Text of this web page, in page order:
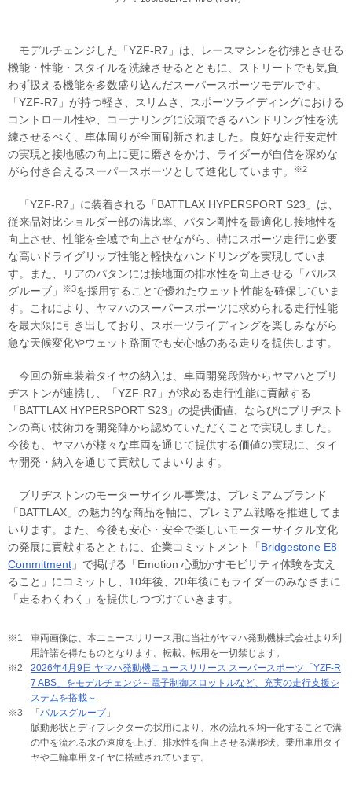
モデルチェンジした「YZF-R7」は、レースマシンを彷彿とさせる
機能・性能・スタイルを洗練させるとともに、ストリートでも気負
わず扱える機能を多数盛り込んだスーパースポーツモデルです。
「YZF-R7」が持つ軽さ、スリムさ、スポーツライディングにおける
コントロール性や、コーナリングに没頭できるハンドリング性を洗
練させるべく、車体周りが全面刷新されました。良好な走行安定性
の実現と接地感の向上に更に磨きをかけ、ライダーが自信を深めな
がら付き合えるスーパースポーツとして進化しています。
※2
「YZF-R7」に装着される「BATTLAX HYPERSPORT S23」は、
従来品対比ショルダー部の溝比率、パタン剛性を最適化し接地性を
向上させ、性能を全域で向上させながら、特にスポーツ走行に必要
な高いドライグリップ性能と軽快なハンドリングを実現していま
す。また、リアのパタンには接地面の排水性を向上させる「パルス
グルーブ」
※3を採用することで優れたウェット性能を確保していま
す。これにより、ヤマハのスーパースポーツに求められる走行性能
を最大限に引き出しており、スポーツライディングを楽しみながら
急な天候変化やウェット路面でも安心感のある走りを提供します。
今回の新車装着タイヤの納入は、車両開発段階からヤマハとブリ
ヂストンが連携し、「YZF-R7」が求める走行性能に貢献する
「BATTLAX HYPERSPORT S23」の提供価値、ならびにブリヂスト
ンの高い技術力を開発陣から認めていただくことで実現しました。
今後も、ヤマハが様々な車両を通じて提供する価値の実現に、タイ
ヤ開発・納入を通じて貢献してまいります。
ブリヂストンのモーターサイクル事業は、プレミアムブランド
「BATTLAX」の魅力的な商品を軸に、プレミアム戦略を推進してま
いります。また、今後も安心・安全で楽しいモーターサイクル文化
の発展に貢献するとともに、企業コミットメント「 Bridgestone E8
Commitment 」で掲げる「Emotion 心動かすモビリティ体験を支え
ること」にコミットし、10年後、20年後にもライダーのみなさまに
「走るわくわく」を提供しつづけていきます。
※1
車両画像は、本ニュースリリース用に当社がヤマハ発動機株式会社より利
用許諾を得たものとなります。転載、転用を一切禁じます。
※2
2026年4月9日 ヤマハ発動機ニュースリリース スーパースポーツ「YZF-R
7 ABS」をモデルチェンジ～電子制御スロットルなど、充実の走行支援シ
ステムを搭載～
※3
「 パルスグルーブ 」
脈動形状とディフレクターの採用により、水の流れを均一化することで溝
の中を流れる水の速度を上げ、排水性を向上させる溝形状。乗用車用タイ
ヤや二輪車用タイヤに搭載されています。